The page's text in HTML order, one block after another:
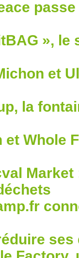
», le
et
la
et Whole